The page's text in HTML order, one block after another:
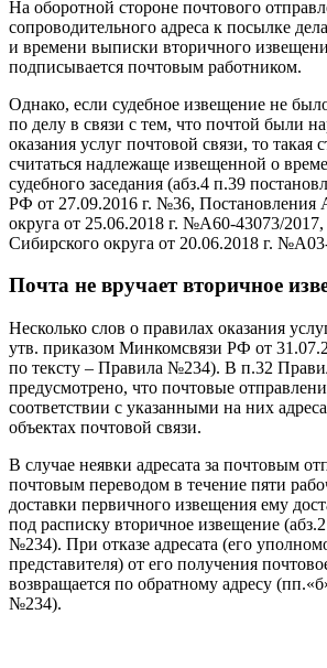
На оборотной стороне почтового
сопроводительного адреса к посылке
и времени выписки вторичного
подписывается почтовым работником.
Однако, если судебное извещение не
по делу в связи с тем, что почтой были
оказания услуг почтовой связи, то такая
считаться надлежаще извещенной о
судебного заседания (абз.4 п.39
РФ от 27.09.2016 г. №36, Постановления
округа от 25.06.2018 г. №А60-43073/
Сибирского округа от 20.06.2018 г.
Почта не вручает вторичное
Несколько слов о правилах оказания
утв. приказом Минкомсвязи РФ от
по тексту – Правила №234). В п.32
предусмотрено, что почтовые
соответствии с указанными на них
объектах почтовой связи.
В случае неявки адресата за почтовым
почтовым переводом в течение пяти
доставки первичного извещения ему
под расписку вторичное извещение
№234). При отказе адресата (его
представителя) от его получения
возвращается по обратному адресу
№234).